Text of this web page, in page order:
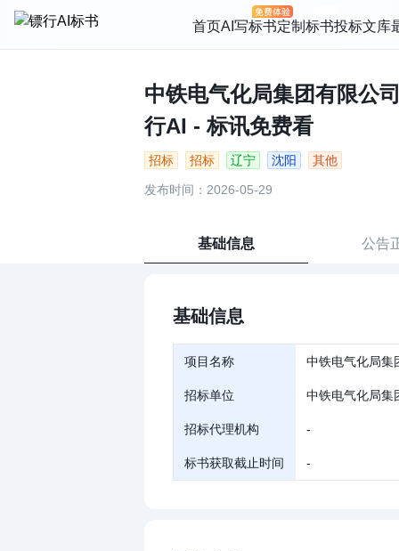
首页AI写标书定制标书投标文库
中铁电气化局集团有限公
行AI - 标讯免费看
招标 招标 辽宁 沈阳 其他
发布时间：2026-05-29
基础信息 公告
基础信息
项目名称 中铁电气化局集
招标单位 中铁电气化局集
招标代理机构 -
标书获取截止时间 -